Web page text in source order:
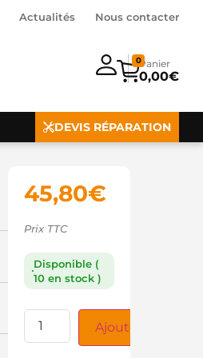
Actualités Nous contacter
0,00€
0
DEVIS RÉPARATION
45,80€
Prix TTC
Disponible (
10 en stock )
Ajouter au